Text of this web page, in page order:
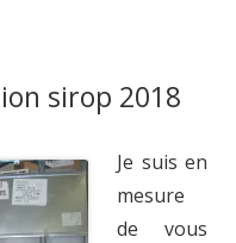
sirop 2018
Je suis en
mesure
de vous